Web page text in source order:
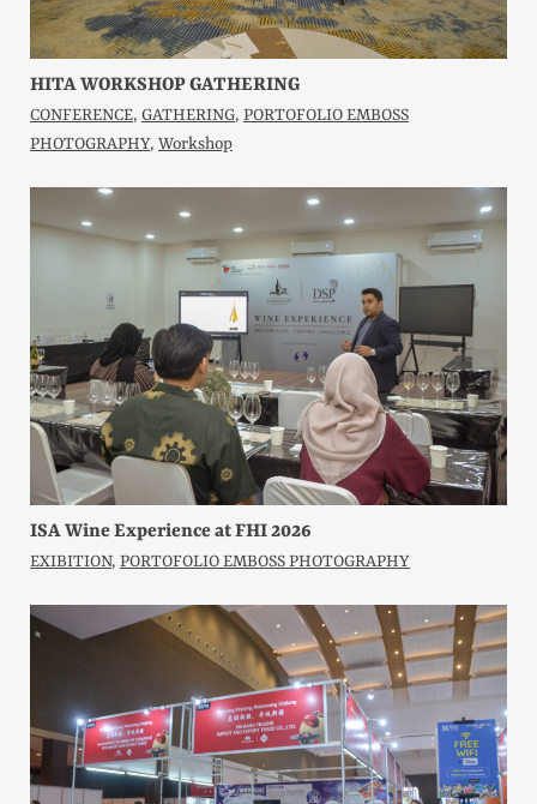
HITA WORKSHOP GATHERING
CONFERENCE, GATHERING, PORTOFOLIO EMBOSS
PHOTOGRAPHY, Workshop
ISA Wine Experience at FHI 2026
EXIBITION, PORTOFOLIO EMBOSS PHOTOGRAPHY